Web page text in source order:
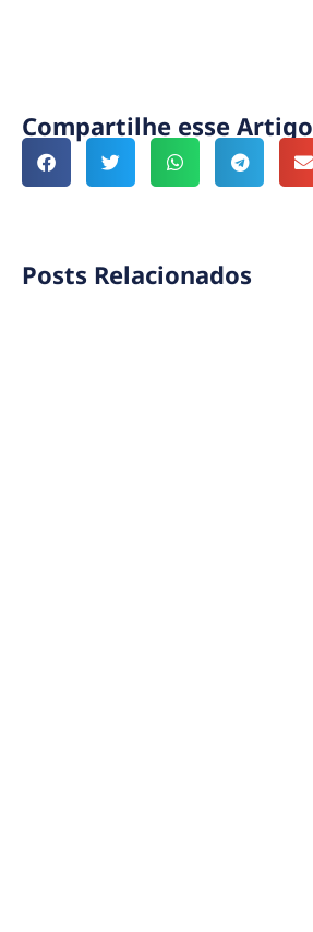
Compartilhe esse Artigo
Posts Relacionados